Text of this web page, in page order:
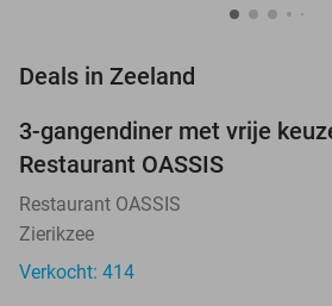
Deals in Zeeland
3-gangendiner met vrije
Restaurant OASSIS
Restaurant OASSIS
Zierikzee
Verkocht: 414